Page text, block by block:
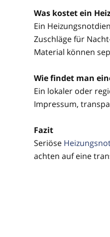
Was kostet ein
Ein
Zuschläge für
Material können
Wie findet man
Ein lokaler oder
Impressum,
Fazit
Seriöse
achten auf eine